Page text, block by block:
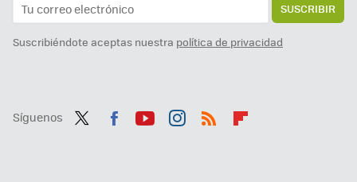
SUSCRIBIR
Suscribiéndote aceptas nuestra política de privacidad
Síguenos